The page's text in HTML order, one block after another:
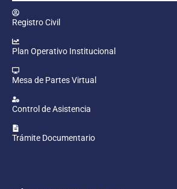
Registro Civil
Plan Operativo Institucional
Mesa de Partes Virtual
Control de Asistencia
Trámite Documentario